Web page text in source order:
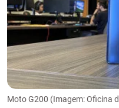
Moto G200 (Imagem: Oficina